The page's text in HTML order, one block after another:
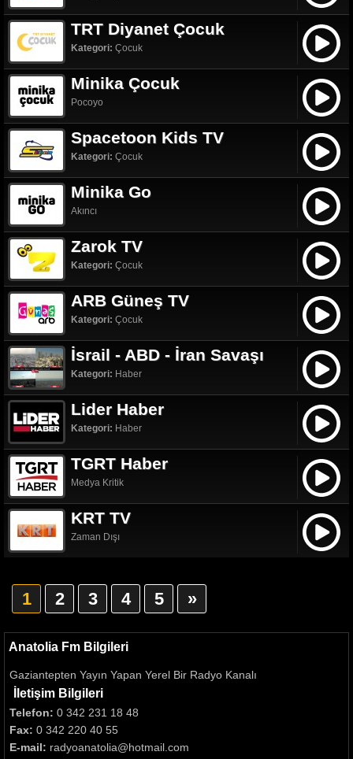
TRT Diyanet Çocuk
Kategori: Çocuk
Minika Çocuk
Pocoyo
Spacetoon Kids TV
Kategori: Çocuk
Minika Go
Akıncı
Zarok TV
Kategori: Çocuk
ARB Güneş TV
Kategori: Çocuk
İsrail - ABD - İran Savaşı
Kategori: Haber
Lider Haber
Kategori: Haber
TGRT Haber
Medya Kritik
KRT TV
Zaman Dışı
1 2 3 4 5 »
Anatolia Fm Bilgileri
Gaziantepten Yayın Yapan Yerel Bir Radyo Kanalı
İletişim Bilgileri
Telefon: 0 342 231 18 48
Fax: 0 342 220 40 55
E-mail: radyoanatolia@hotmail.com